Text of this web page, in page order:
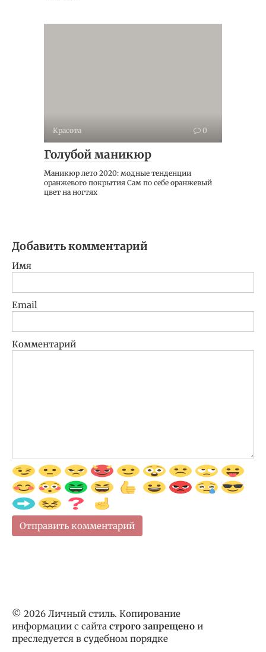
Красота 0
Голубой маникюр
Маникюр лето 2020: модные тенденции
оранжевого покрытия Сам по себе оранжевый
цвет на ногтях
Добавить комментарий
Имя
Email
Комментарий
© 2026 Личный стиль. Копирование
информации с сайта строго запрещено и
преследуется в судебном порядке